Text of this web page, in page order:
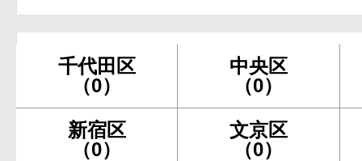
千代田区
（0）
中央区
（0）
新宿区
（0）
文京区
（0）